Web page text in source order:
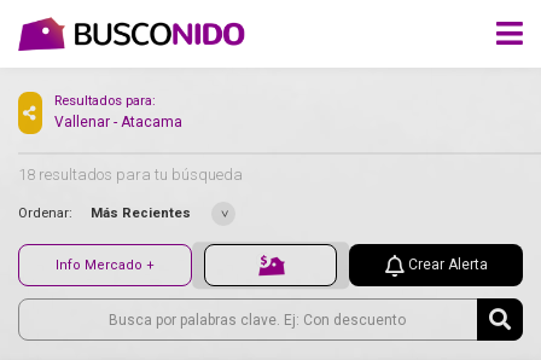
Resultados para:
Vallenar - Atacama
18 resultados para tu búsqueda
Ordenar: Más Recientes
Info Mercado + Crear Alerta